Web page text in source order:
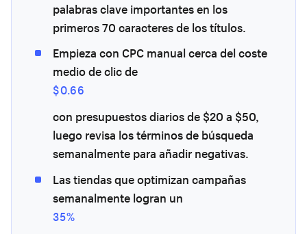
palabras clave importantes en los
primeros 70 caracteres de los títulos.
Empieza con CPC manual cerca del coste
medio de clic de
$0.66
con presupuestos diarios de $20 a $50,
luego revisa los términos de búsqueda
semanalmente para añadir negativas.
Las tiendas que optimizan campañas
semanalmente logran un
35%